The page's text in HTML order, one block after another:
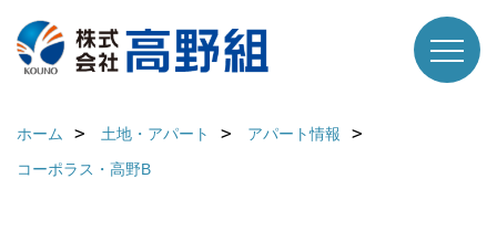
ホーム 土地・アパート
アパート情報
コーポラス・高野B